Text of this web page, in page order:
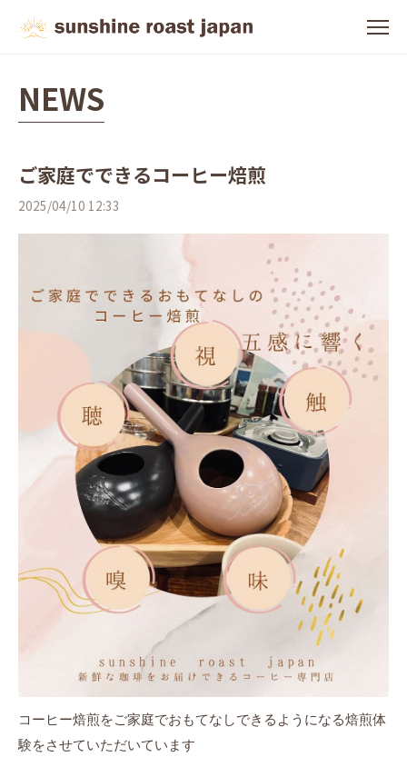
NEWS
ご家庭でできるコーヒー焙煎
2025/04/10 12:33
コーヒー焙煎をご家庭でおもてなしできるようになる焙煎体
験をさせていただいています